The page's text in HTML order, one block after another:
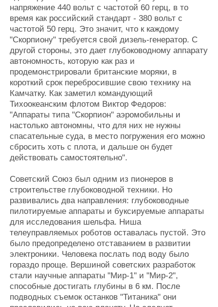
напряжение 440 вольт с частотой 60 герц, в то
время как российский стандарт - 380 вольт с
частотой 50 герц. Это значит, что к каждому
"Скорпиону" требуется свой дизель-генератор. С
другой стороны, это дает глубоководному аппарату
автономность, которую как раз и
продемонстрировали британские моряки, в
короткий срок перебросившие свою технику на
Камчатку. Как заметил командующий
Тихоокеанским флотом Виктор Федоров:
"Аппараты типа "Скорпион" аэромобильны и
настолько автономны, что для них не нужны
спасательные суда, в место погружения его можно
сбросить хоть с плота, и дальше он будет
действовать самостоятельно".
Советский Союз был одним из пионеров в
строительстве глубоководной техники. Но
развивались два направления: глубоководные
пилотируемые аппараты и буксируемые аппараты
для исследования шельфа. Ниша
телеуправляемых роботов оставалась пустой. Это
было предопределено отставанием в развитии
электроники. Человека послать под воду было
гораздо проще. Вершиной советских разработок
стали научные аппараты "Мир-1" и "Мир-2",
способные достигать глубины в 6 км. После
подводных съемок останков "Титаника" они